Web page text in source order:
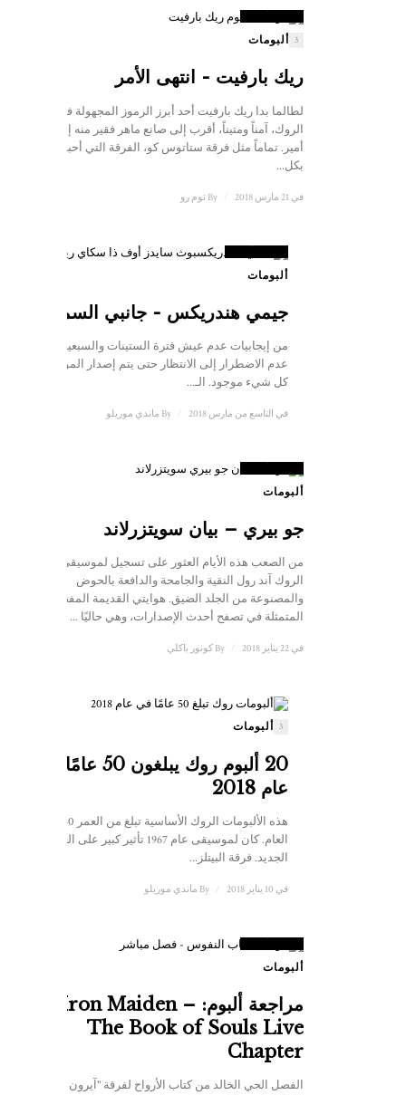
علامة
ألبومات 3
ريك بارفيت - انتهى الأمر
لطالما بدا ريك بارفيت أحد أبرز الرموز المجهولة في عالم
الروك، آمناً ومتيناً، أقرب إلى صانع ماهر فقير منه إلى
أمير. تماماً مثل فرقة ستاتوس كو، الفرقة التي أحبها
بكل...
في 21 مارس 2018 توم رو 9
ألبومات
جيمي هندريكس - جانبي السماء
من إيجابيات عدم عيش فترة الستينات والسبعينات هو
عدم الاضطرار إلى الانتظار حتى يتم إصدار الموسيقى.
كل شيء موجود. الـ...
في التاسع من مارس 2018 ماندي موريلو 8
علامة
ألبومات
جو بيري – بيان سويتزرلاند
من الصعب هذه الأيام العثور على تسجيل لموسيقى
الروك آند رول النقية والجامحة والدافعة بالحوض
والمصنوعة من الجلد الضيق. هوايتي القديمة المفضلة
المتمثلة في تصفح أحدث الإصدارات، وهي حاليًا ...
في 22 يناير 2018 كونور باكلي
ألبومات 3
20 ألبوم روك يبلغون 50 عامًا في
عام 2018
العام. كان لموسيقى عام 1967 تأثير كبير على العام
الجديد. فرقة البيتلز...
في 10 يناير 2018 ماندي موريلو 8
ألبومات
مراجعة ألبوم: Iron Maiden –
The Book of Souls Live
Chapter
الفصل الحي الخالد من كتاب الأرواح لفرقة "آيرون ميدن".